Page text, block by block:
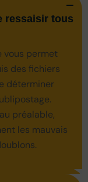
ressaisir tous
vous permet
des fichiers
déterminer
préalable,
les mauvais